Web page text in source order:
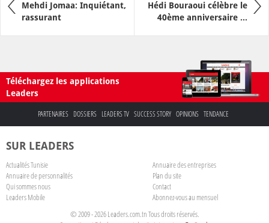
Mehdi Jomaa: Inquiétant,
rassurant
Hédi Bouraoui célèbre le
40ème anniversaire ...
Téléchargez les applications
Leaders
PARTENAIRES DOSSIERS LEADERS TV SUCCESS STORY OPINIONS TENDANCE
SUR LEADERS
Actualités Tunisie
Annuaire des entreprises
Annuaire de personnalités
Plan du site
Qui sommes nous
Contact
Leaders Mobile
Abonnez-vous au mensuel
© 2009 - 2026 Leaders.com.tn Tous droits réservés.